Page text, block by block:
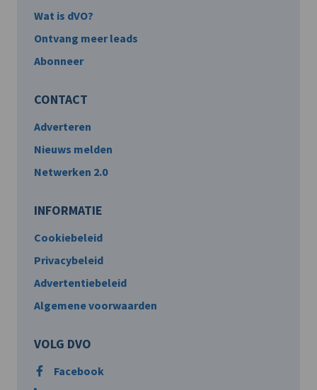
Wat is dVO?
Ontvang meer leads
Abonneer
CONTACT
Adverteren
Nieuws melden
Netwerken 2.0
INFORMATIE
Cookiebeleid
Privacybeleid
Advertentiebeleid
Algemene voorwaarden
VOLG DVO
Facebook